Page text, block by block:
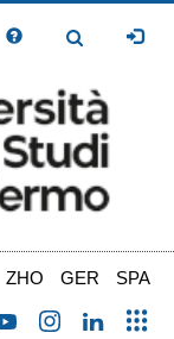
Toggle
ZHO GER SPA